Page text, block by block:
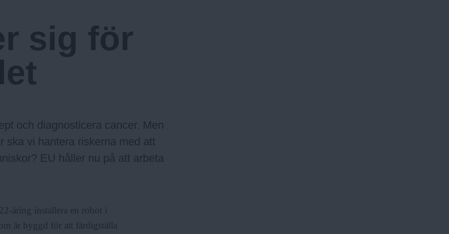
sig för
och diagnosticera cancer. Men
ska vi hantera riskerna med att
EU håller nu på att arbeta
åring installera en robot i
är byggd för att färdigställa